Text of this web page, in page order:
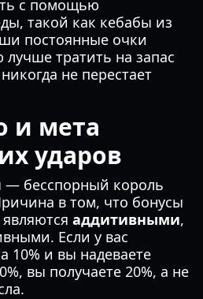
с помощью
такой как кебабы из
постоянные очки
лучше тратить на запас
не перестает
и мета
ударов
— бесспорный король
в том, что бонусы
аддитивными,
Если у вас
10% и вы надеваете
вы получаете 20%, а не